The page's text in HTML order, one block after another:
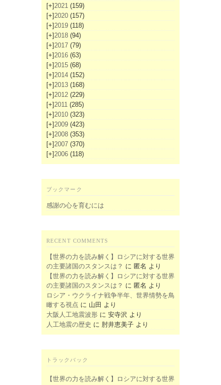
[+] 2021 (159)
[+] 2020 (157)
[+] 2019 (118)
[+] 2018 (94)
[+] 2017 (79)
[+] 2016 (63)
[+] 2015 (68)
[+] 2014 (152)
[+] 2013 (168)
[+] 2012 (229)
[+] 2011 (285)
[+] 2010 (323)
[+] 2009 (423)
[+] 2008 (353)
[+] 2007 (370)
[+] 2006 (118)
ブックマーク
感謝の心を育むには
RECENT COMMENTS
【世界の力を読み解く】ロシアに対する世界
の主要諸国のスタンスは？ に 匿名 より
【世界の力を読み解く】ロシアに対する世界
の主要諸国のスタンスは？ に 匿名 より
ロシア・ウクライナ戦争半年、世界情勢を鳥
瞰する視点 に 山田 より
大阪人工地震波形 に 安寺沢 より
人工地震の歴史 に 肘井恵美子 より
トラックバック
【世界の力を読み解く】ロシアに対する世界